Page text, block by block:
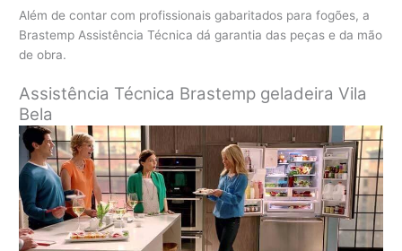
Além de contar com profissionais gabaritados para fogões, a
Brastemp Assistência Técnica dá garantia das peças e da mão
de obra.
Assistência Técnica Brastemp geladeiraVila
Bela